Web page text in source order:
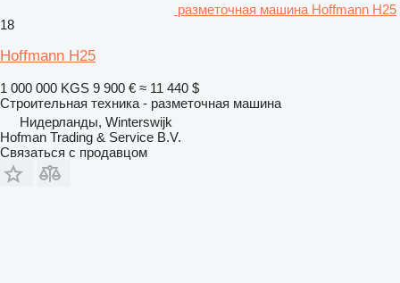
разметочная машина Hoffmann H25
18
Hoffmann H25
1 000 000 KGS 9 900 € ≈ 11 440 $
Строительная техника - разметочная машина
Нидерланды, Winterswijk
Hofman Trading & Service B.V.
Связаться с продавцом